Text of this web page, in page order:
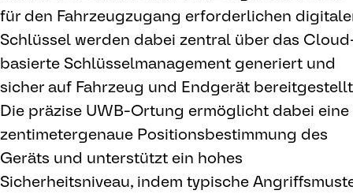
für den Fahrzeugzugang erforderlichen
Schlüssel werden dabei zentral über das
basierte Schlüsselmanagement generiert und
sicher auf Fahrzeug und Endgerät
Die präzise UWB-Ortung ermöglicht dabei eine
zentimetergenaue Positionsbestimmung des
Geräts und unterstützt ein hohes
Sicherheitsniveau, indem typische